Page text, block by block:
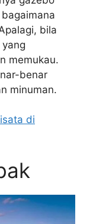
bila
memukau.
benar
minuman.
di